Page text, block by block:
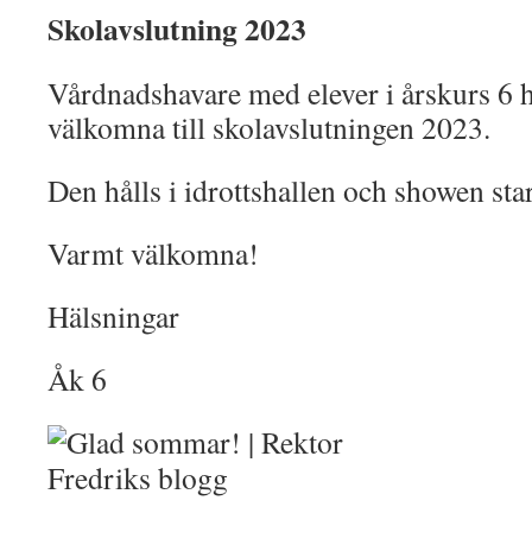
Skolavslutning 2023
Vårdnadshavare med elever i årskurs 6
välkomna till skolavslutningen 2023.
Den hålls i idrottshallen och showen
Varmt välkomna!
Hälsningar
Åk 6